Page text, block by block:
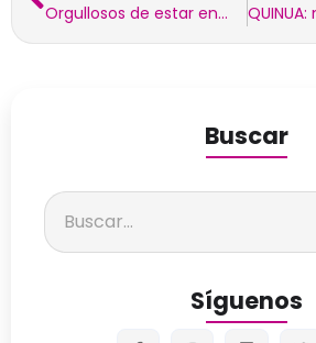
Orgullosos de estar en…
Buscar
Síguenos